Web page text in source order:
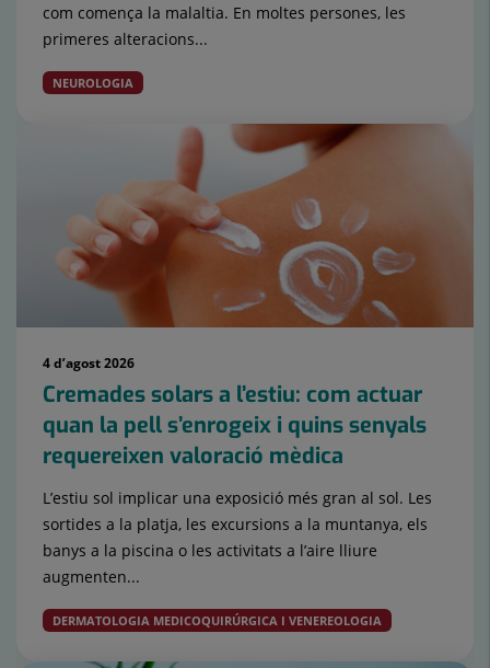
com comença la malaltia. En moltes persones, les
primeres alteracions...
NEUROLOGIA
4 d’agost 2026
Cremades solars a l’estiu: com actuar
quan la pell s’enrogeix i quins senyals
requereixen valoració mèdica
L’estiu sol implicar una exposició més gran al sol. Les
sortides a la platja, les excursions a la muntanya, els
banys a la piscina o les activitats a l’aire lliure
augmenten...
DERMATOLOGIA MEDICOQUIRÚRGICA I VENEREOLOGIA